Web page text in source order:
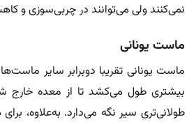
نمی‌کنند ولی می‌توانند در چربی‌سوزی و
ماست یونانی
ماست یونانی تقریبا دوبرابر سایر
بیشتری طول می‌کشد تا از معده خارج
طولانی‌تری سیر نگه می‌دارد. به‌علاوه،